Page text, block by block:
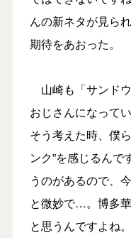
んの新ネタが見ら
期待をあおった。
山崎も「サンド
おじさんになって
そう考えた時、僕
ンク”を感じるん
うのがあるので、
と微妙で…。博多
と思うんですよね